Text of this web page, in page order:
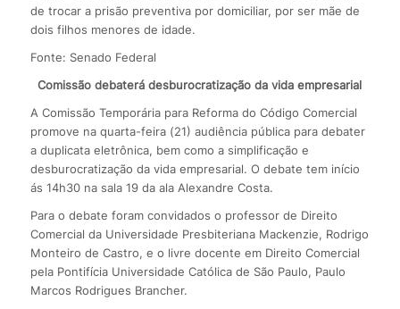
de trocar a prisão preventiva por domiciliar, por ser mãe de
dois filhos menores de idade.
Fonte: Senado Federal
Comissão debaterá desburocratização da vida empresarial
A Comissão Temporária para Reforma do Código Comercial
promove na quarta-feira (21) audiência pública para debater
a duplicata eletrônica, bem como a simplificação e
desburocratização da vida empresarial. O debate tem início
ás 14h30 na sala 19 da ala Alexandre Costa.
Para o debate foram convidados o professor de Direito
Comercial da Universidade Presbiteriana Mackenzie, Rodrigo
Monteiro de Castro, e o livre docente em Direito Comercial
pela Pontifícia Universidade Católica de São Paulo, Paulo
Marcos Rodrigues Brancher.